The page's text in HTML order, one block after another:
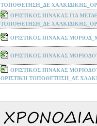
ΤΟΠΟΘΕΤΗΣΗ_ΔΕ
ΟΡΙΣΤΙΚΟΣ ΠΙΝΑΚΑΣ ΓΙΑ
ΤΟΠΟΘΕΤΗΣΗ_ΔΕ
ΟΡΙΣΤΙΚΟΣ ΠΙΝΑΚΑΣ
ΟΡΙΣΤΙΚΟΣ ΠΙΝΑΚΑΣ
ΟΡΙΣΤΙΚΟΣ ΠΙΝΑΚΑΣ
ΟΡΙΣΤΙΚΗ ΤΟΠΟΘΕΤΗΣΗ_ΔΕ